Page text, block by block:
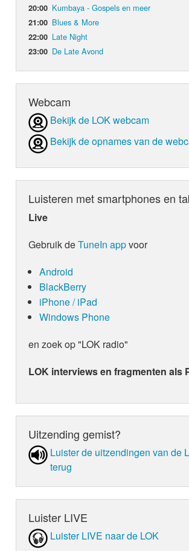
20:00 Kumbaya - Gospels en meer
21:00 Blues & More
22:00 Late Night
23:00 De Late Avond
Webcam
Bekijk de LOK webcam
Bekijk de opnames van de
Luisteren met smartphones en
Live
Gebruik deTuneIn appvoor
Android
BlackBerry
iPhone / iPad
Windows Phone
en zoek op "LOK radio"
LOK interviews en fragmenten als
Uitzending gemist?
Luister de uit­zen­din­gen van de
terug
Luister LIVE
Luister LIVE naar de LOK